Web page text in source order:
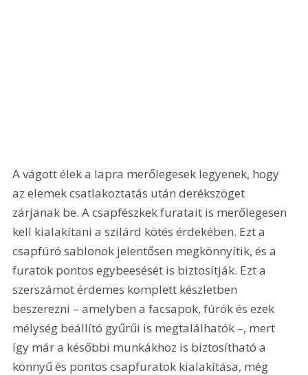
A vágott élek a lapra merőlegesek legyenek, hogy
az elemek csatlakoztatás után derékszöget
zárjanak be. A csapfészkek furatait is merőlegesen
kell kialakítani a szilárd kötés érdekében. Ezt a
csapfúró sablonok jelentősen megkönnyítik, és a
furatok pontos egybeesését is biztosítják. Ezt a
szerszámot érdemes komplett készletben
beszerezni – amelyben a facsapok, fúrók és ezek
mélység beállító gyűrűi is megtalálhatók –, mert
így már a későbbi munkákhoz is biztosítható a
könnyű és pontos csapfuratok kialakítása, még